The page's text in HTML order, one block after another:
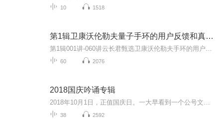
10 1518
第1辑卫康沃伦勒夫量子手环的用户反馈和真实案例
60 2076
2018国庆吟诵专辑
38 2592